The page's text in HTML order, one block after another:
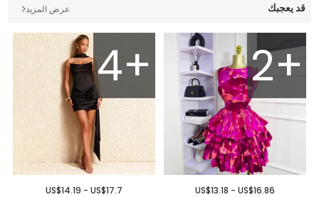
قد يعجبك عرض المزيد
2+
US$13.18 - US$16.86
4+
US$14.19 - US$17.7